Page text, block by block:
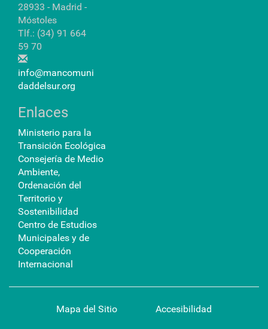
28933 - Madrid -
Móstoles
Tlf.: (34) 91 664
59 70
info@mancomuni
daddelsur.org
Enlaces
Ministerio para la
Transición Ecológica
Consejería de Medio
Ambiente,
Ordenación del
Territorio y
Sostenibilidad
Centro de Estudios
Municipales y de
Cooperación
Internacional
Mapa del Sitio Accesibilidad